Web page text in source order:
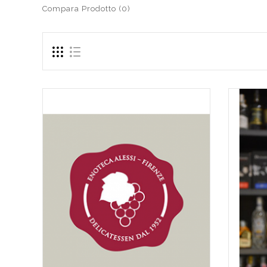
Compara Prodotto (0)